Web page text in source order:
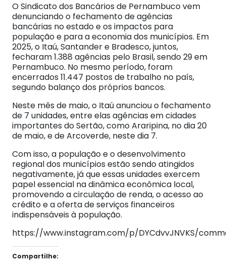
O Sindicato dos Bancários de Pernambuco vem
denunciando o fechamento de agências
bancárias no estado e os impactos para
população e para a economia dos municípios. Em
2025, o Itaú, Santander e Bradesco, juntos,
fecharam 1.388 agências pelo Brasil, sendo 29 em
Pernambuco. No mesmo período, foram
encerrados 11.447 postos de trabalho no país,
segundo balanço dos próprios bancos.
Neste mês de maio, o Itaú anunciou o fechamento
de 7 unidades, entre elas agências em cidades
importantes do Sertão, como Araripina, no dia 20
de maio, e de Arcoverde, neste dia 7.
Com isso, a população e o desenvolvimento
regional dos municípios estão sendo atingidos
negativamente, já que essas unidades exercem
papel essencial na dinâmica econômica local,
promovendo a circulação de renda, o acesso ao
crédito e a oferta de serviços financeiros
indispensáveis à população.
https://www.instagram.com/p/DYCdvvJNVKS/
Compartilhe: